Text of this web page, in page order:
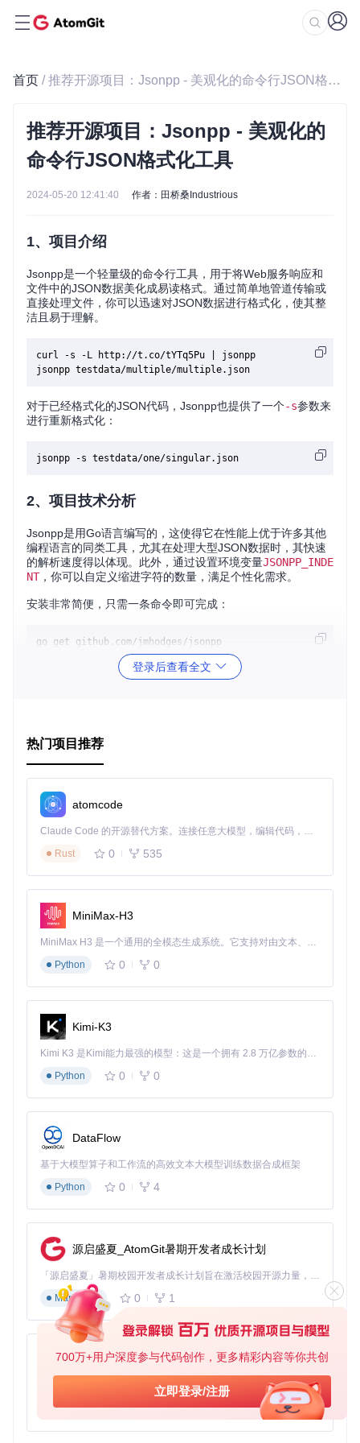
700万+用户深度参与代码创作，更多精彩内容等你共创
立即登录/注册
首页 / 推荐开源项目：Jsonpp - 美观化的命令行JSON格式化工具
推荐开源项目：Jsonpp - 美观化的
命令行JSON格式化工具
2024-05-20 12:41:40 作者：田桥桑Industrious
1、项目介绍
Jsonpp是一个轻量级的命令行工具，用于将Web服务响应和
文件中的JSON数据美化成易读格式。通过简单地管道传输或
直接处理文件，你可以迅速对JSON数据进行格式化，使其整
洁且易于理解。
curl -s -L http://t.co/tYTq5Pu | jsonpp
对于已经格式化的JSON代码，Jsonpp也提供了一个-s参数来
进行重新格式化：
2、项目技术分析
Jsonpp是用Go语言编写的，这使得它在性能上优于许多其他
编程语言的同类工具，尤其在处理大型JSON数据时，其快速
的解析速度得以体现。此外，通过设置环境变量JSONPP_INDE
NT，你可以自定义缩进字符的数量，满足个性化需求。
安装非常简便，只需一条命令即可完成：
# 或者（适用于MacOS）
3、项目及技术应用场景
API开发与调试
需要快速查看并理解响应内容时，Jsonpp能极大地提升工
作效率。
日志分析：如果你的工作中涉及到大量JSON格式的日志文
件，Jsonpp可以帮助你快速整理并解读这些信息。
4、项目特点
度，即使面对大体积的JSON文件也能轻松应对。
灵活性：用户可以调整缩进字符，以适应不同的代码风格要
求。
便捷性
式化处理。
兼容已格式化数据：-s参数允许用户格式化原本已经格式化
登录后查看全文
热门项目推荐
atomcode
Claude Code 的开源替代方案。连接任意大模型，编辑代码，运行命令，自动验证 — 全自动执行。用 Rust 构建，极致性能。 ｜ An open-source alternative to Claude Code. Connect any LLM, edit code, run commands, and verify changes — autonomously. Built in Rust for speed. Get Started
Rust
0 535
MiniMax-H3
MiniMax H3 是一个通用的全模态生成系统。它支持对由文本、图像、视频和音频组成的多模态上下文进行统一理解，并能生成分辨率高达 2K、时长可达 15 秒的带原生立体声音频的视频。得益于面向任务泛化的系统设计，H3 在预训练阶段就已具备广泛的多模态上下文理解与生成能力，能够出色地执行复杂的多模态指令。
Python
0 0
Kimi-K3
Kimi K3 是Kimi能力最强的模型：这是一个拥有 2.8 万亿参数的混合专家（MoE）模型，具备原生视觉理解能力，并支持 100 万 token 的上下文窗口。
Python
0 0
DataFlow
基于大模型算子和工作流的高效文本大模型训练数据合成框架
Python
0 4
源启盛夏_AtomGit暑期开发者成长计划
「源启盛夏」暑期校园开发者成长计划旨在激活校园开源力量，通过积分激励、认证扶持、资源倾斜等形式，引导高校组织和开发者完成「入驻 — 建项目 — 做贡献 — 获认证 — 得资源」的完整闭环。无论你是想带领社团入驻平台的组织者，还是希望用代码贡献证明自己的开发者，都能在这里找到属于你的成长路径。
Markdown
0 1
py-xiaozhi
基于Python的Xiaozhi AI，适用于想要完整Xiaozhi体验而无需拥有专用硬件的用户。
Python
0 1